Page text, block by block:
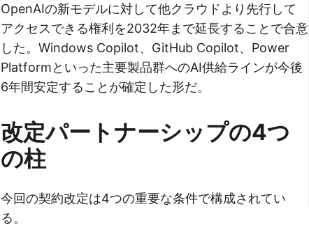
OpenAIの新モデルに対して他クラウドより先行して
アクセスできる権利を2032年まで延長することで合意
した。Windows Copilot、GitHub Copilot、Power
Platformといった主要製品群へのAI供給ラインが今後
6年間安定することが確定した形だ。
改定パートナーシップの4つ
の柱
今回の契約改定は4つの重要な条件で構成されてい
る。